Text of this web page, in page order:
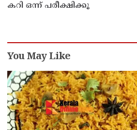
കറി ഒന്ന് പരീക്ഷിക്കൂ
You May Like